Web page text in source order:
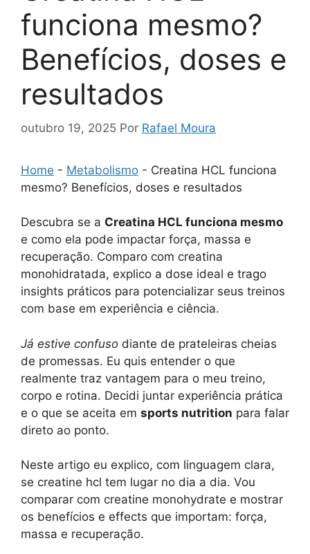
funciona mesmo?
Benefícios, doses e
resultados
outubro 19, 2025 Por Rafael Moura
Home - Metabolismo - Creatina HCL funciona
mesmo? Benefícios, doses e resultados
Descubra se a Creatina HCL funciona mesmo
e como ela pode impactar força, massa e
recuperação. Comparo com creatina
monohidratada, explico a dose ideal e trago
insights práticos para potencializar seus treinos
com base em experiência e ciência.
Já estive confuso diante de prateleiras cheias
de promessas. Eu quis entender o que
realmente traz vantagem para o meu treino,
corpo e rotina. Decidi juntar experiência prática
e o que se aceita em sports nutrition para falar
direto ao ponto.
Neste artigo eu explico, com linguagem clara,
se creatine hcl tem lugar no dia a dia. Vou
comparar com creatine monohydrate e mostrar
os benefícios e effects que importam: força,
massa e recuperação.